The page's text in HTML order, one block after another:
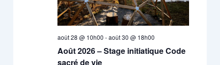
Août 2026 – Stage initiatique Code
sacré de vie
août 28 @ 10h00 -août 30 @ 18h00